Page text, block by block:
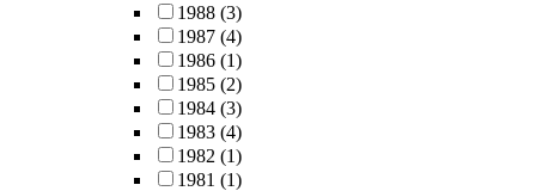
1988 (3)
1987 (4)
1986 (1)
1985 (2)
1984 (3)
1983 (4)
1982 (1)
1981 (1)